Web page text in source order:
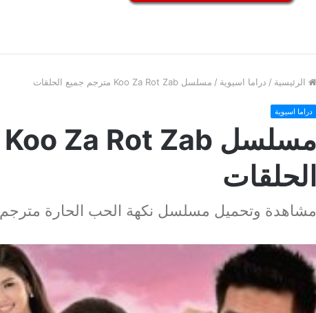
الرئيسية / دراما اسيوية / مسلسل Koo Za Rot Zab مترجم جميع الحلقات
دراما اسيوية
الحلقات
مشاهدة وتحميل مسلسل نكهة الحب الحارة مترجم